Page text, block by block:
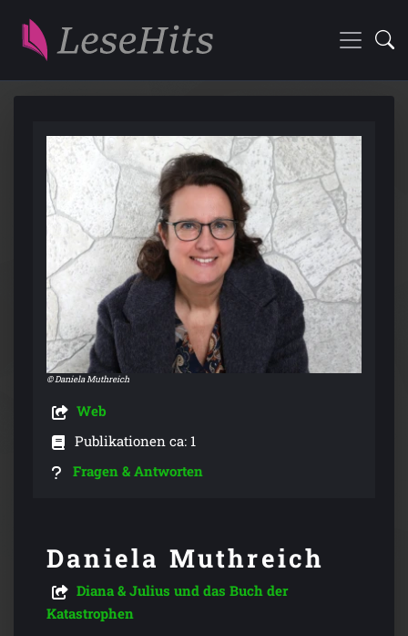
© Daniela Muthreich
Web
Publikationen ca: 1
Fragen & Antworten
Daniela Muthreich
Diana & Julius und das Buch der
Katastrophen